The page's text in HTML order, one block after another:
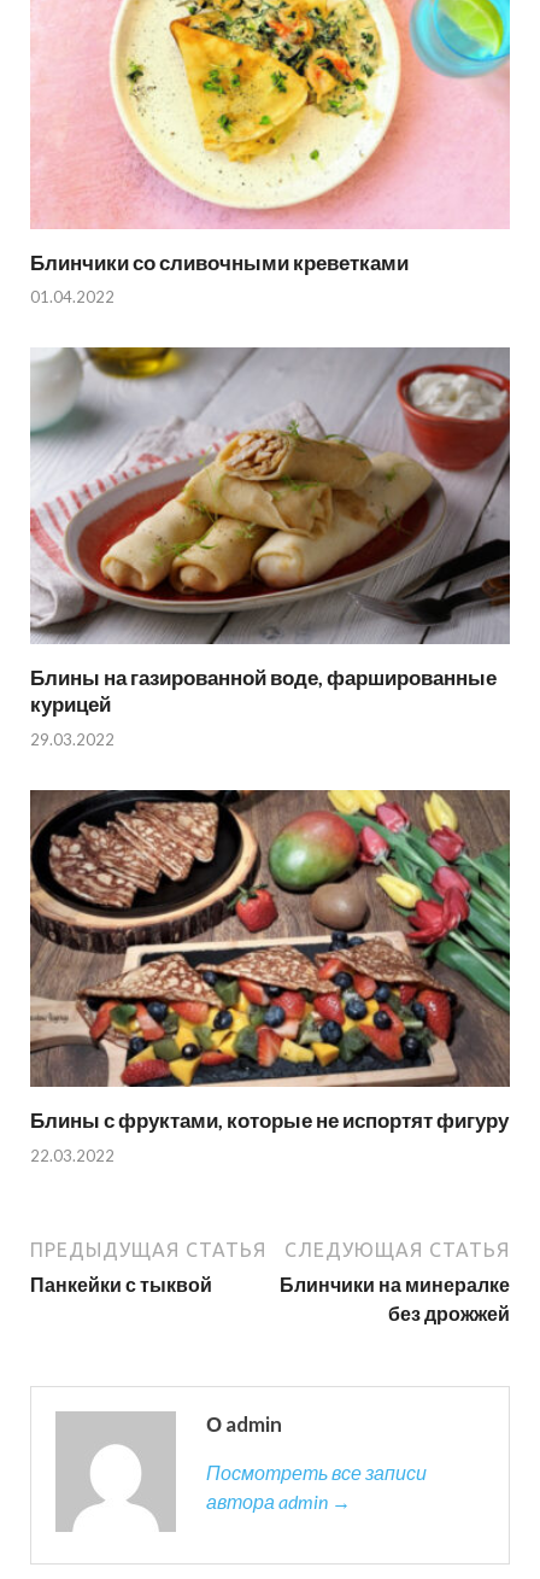
Блинчики со сливочными креветками
01.04.2022
Блины на газированной воде, фаршированные
курицей
29.03.2022
Блины с фруктами, которые не испортят фигуру
22.03.2022
ПРЕДЫДУЩАЯ СТАТЬЯ
Панкейки с тыквой
СЛЕДУЮЩАЯ СТАТЬЯ
Блинчики на минералке
без дрожжей
О admin
Посмотреть все записи
автора admin →